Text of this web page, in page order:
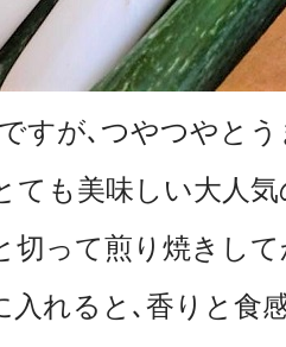
すが､つやつやと
ても美味しい大人気
切って煎り焼きして
れると､香りと食